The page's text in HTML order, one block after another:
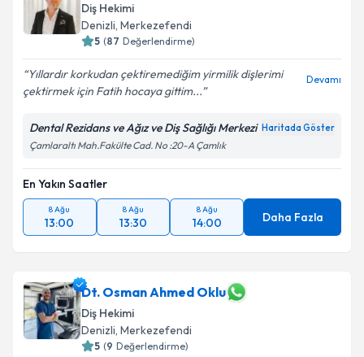
Diş Hekimi
Denizli, Merkezefendi
5 (87 Değerlendirme)
Yıllardır korkudan çektiremediğim yirmilik dişlerimi
çektirmek için Fatih hocaya gittim...
Devamı
Dental Rezidans ve Ağız ve Diş Sağlığı Merkezi Haritada Göster
Çamlaraltı Mah.Fakülte Cad. No :20-A Çamlık
En Yakın Saatler
8 Ağu
13:00
8 Ağu
13:30
8 Ağu
14:00 Daha Fazla
Dt. Osman Ahmed Oklu
Diş Hekimi
Denizli, Merkezefendi
5 (9 Değerlendirme)